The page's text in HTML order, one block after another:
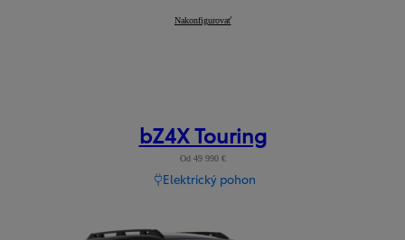
Hilux:
Nakonfigurovať
bZ4X Touring
Od 49 990 €
Elektrický pohon